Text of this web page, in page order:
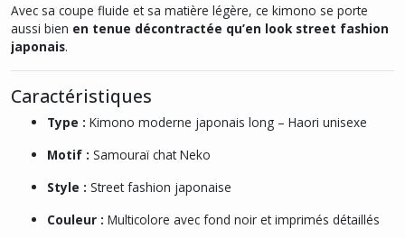
Avec sa coupe fluide et sa matière légère, ce kimono se porte
aussi bien en tenue décontractée qu’en look street fashion
japonais.
Caractéristiques
Type : Kimono moderne japonais long – Haori unisexe
Motif : Samouraï chat Neko
Style : Street fashion japonaise
Couleur : Multicolore avec fond noir et imprimés détaillés